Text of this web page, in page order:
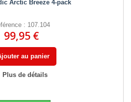
Arctic Breeze 4-pack
: 107.104
99,95 €
au panier
Plus de détails